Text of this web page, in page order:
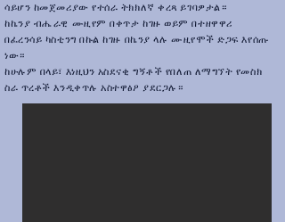
ሳይሆን ከመጀመሪያው የተሰራ ትክክለኛ ቀረጻ ይገባዎታል።
ከኬንያ ብሔራዊ ሙዚየም በቀጥታ ከገዙ ወይም በተዘዋዋሪ
በፈረንሳይ ካስቲንግ በኩል ከገዙ በኬንያ ላሉ ሙዚየሞች ድጋፍ እየሰጡ
ነው።
ከሁሉም በላይ፣ እነዚህን አስደናቂ ግኝቶች የበለጠ ለማግኘት የመስክ
ስራ ጥረቶች እንዲቀጥሉ አስተዋፅዖ ያደርጋሉ።